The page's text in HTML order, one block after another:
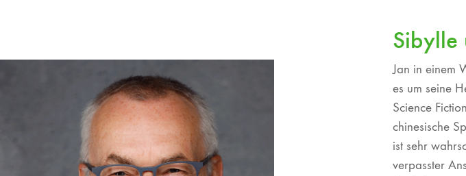
Sibylle
Jan in einem
es um seine
Science
chinesische
ist sehr
verpasster